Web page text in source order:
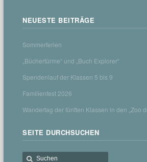
NEUESTE BEITRÄGE
Sommerferien
„Büchertürme“ und „Buch Explorer“
Spendenlauf der Klassen 5 bis 9
Familienfest 2026
Wandertag der fünften Klassen in den „Zoo
SEITE DURCHSUCHEN